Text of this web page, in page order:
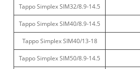
Tappo Simplex SIM32/8.9-14.5
Tappo Simplex SIM40/8.9-14.5
Tappo Simplex SIM40/13-18
Tappo Simplex SIM50/8.9-14.5